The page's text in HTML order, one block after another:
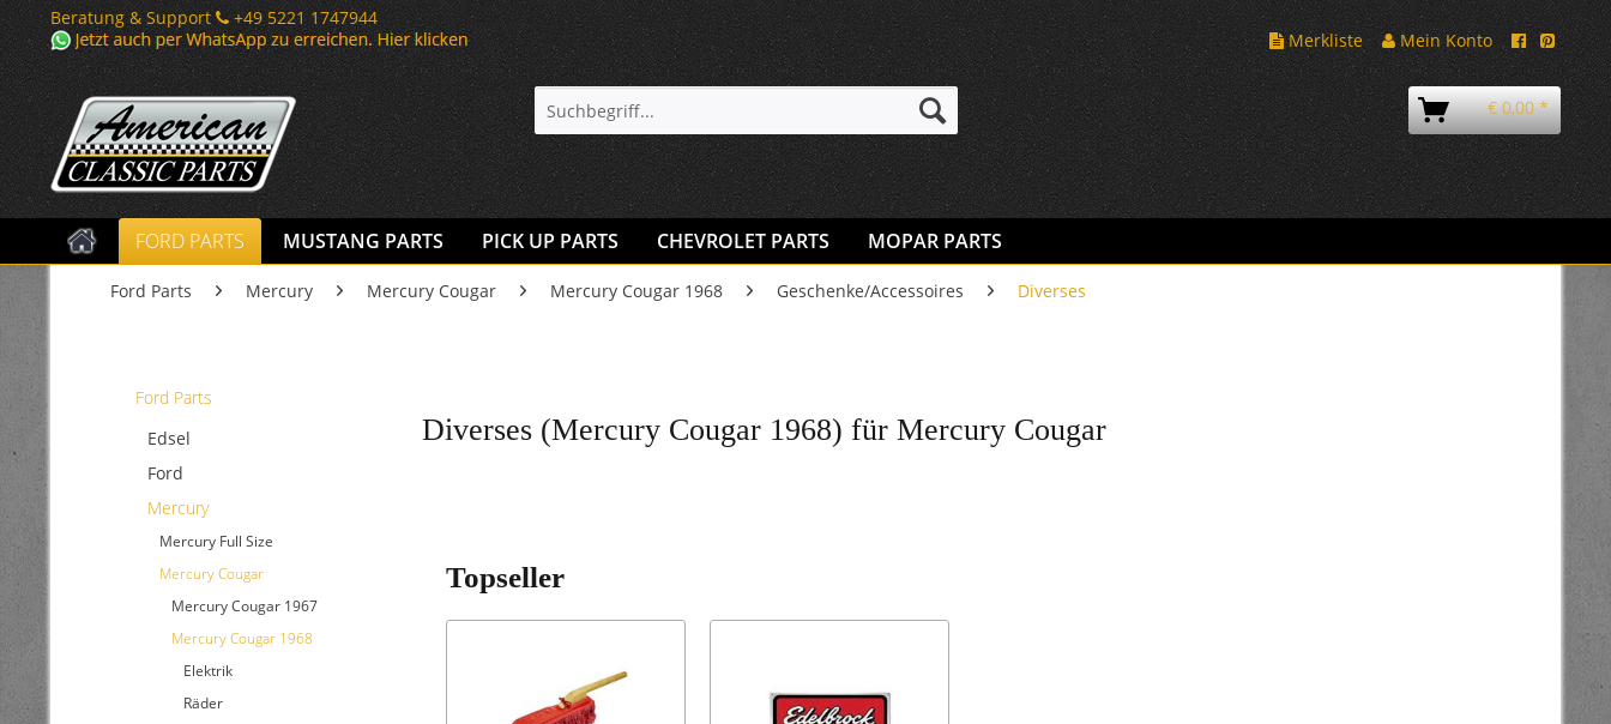
Beratung & Support
+49 5221 1747944
Merkliste
Mein Konto
€ 0,00 *
FORD PARTS MUSTANG PARTS PICK UP PARTS CHEVROLET PARTS MOPAR PARTS
Ford Parts Mercury Mercury Cougar Mercury Cougar 1968 Geschenke/Accessoires Diverses
Ford Parts
Edsel
Ford
Mercury
Mercury Full Size
Mercury Cougar
Mercury Cougar 1967
Mercury Cougar 1968
Elektrik
Räder
Diverses (Mercury Cougar 1968) für Mercury Cougar
Topseller